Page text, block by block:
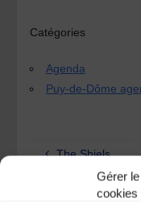
Gérer
cookies
Catégories
Agenda
Puy-de-Dôme
The Shiels